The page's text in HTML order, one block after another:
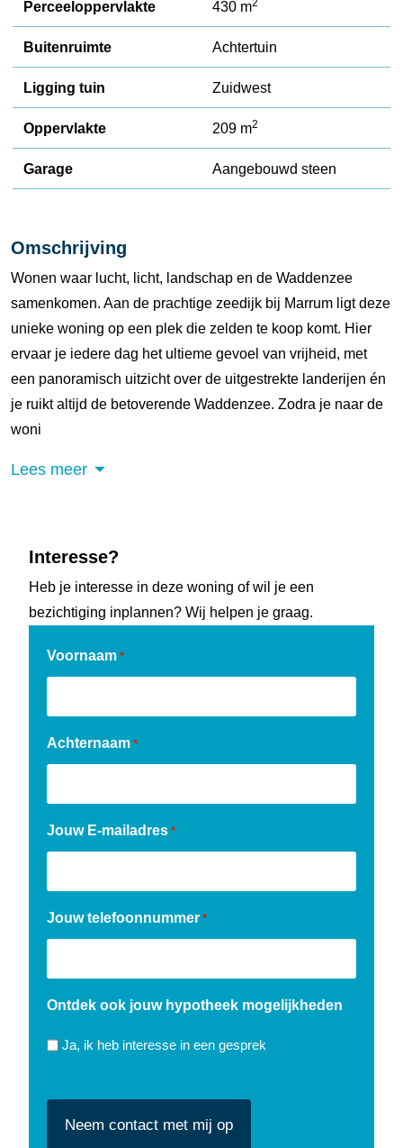
Perceeloppervlakte 430 m2
Buitenruimte Achtertuin
Ligging tuin Zuidwest
Oppervlakte 209 m2
Garage Aangebouwd steen
Omschrijving
Wonen waar lucht, licht, landschap en de Waddenzee
samenkomen. Aan de prachtige zeedijk bij Marrum ligt deze
unieke woning op een plek die zelden te koop komt. Hier
ervaar je iedere dag het ultieme gevoel van vrijheid, met
een panoramisch uitzicht over de uitgestrekte landerijen én
je ruikt altijd de betoverende Waddenzee. Zodra je naar de
woni
Lees meer
Interesse?
Heb je interesse in deze woning of wil je een
bezichtiging inplannen? Wij helpen je graag.
Voornaam *
Achternaam *
Jouw E-mailadres *
Jouw telefoonnummer *
Ontdek ook jouw hypotheek mogelijkheden
Ja, ik heb interesse in een gesprek